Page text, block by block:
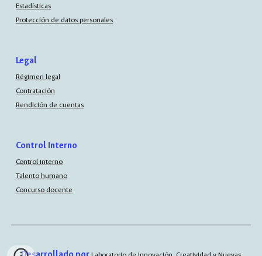
Estadísticas
Protección de datos personales
Legal
Régimen legal
Contratación
Rendición de cuentas
Control Interno
Control interno
Talento humano
Concurso docente